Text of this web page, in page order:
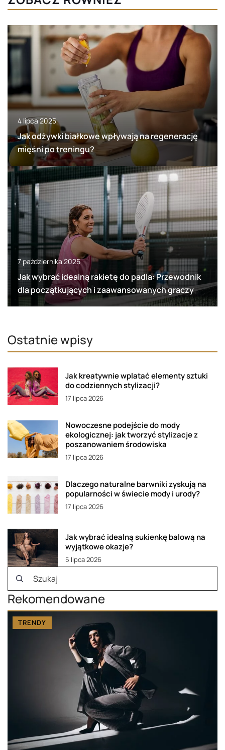
4 lipca 2025
Jak odżywki białkowe wpływają na regenerację
mięśni po treningu?
7 października 2025
Jak wybrać idealną rakietę do padla: Przewodnik
dla początkujących i zaawansowanych graczy
Ostatnie wpisy
Jak kreatywnie wplatać elementy sztuki
do codziennych stylizacji?
17 lipca 2026
Nowoczesne podejście do mody
ekologicznej: jak tworzyć stylizacje z
poszanowaniem środowiska
17 lipca 2026
Dlaczego naturalne barwniki zyskują na
popularności w świecie mody i urody?
17 lipca 2026
Jak wybrać idealną sukienkę balową na
wyjątkowe okazje?
5 lipca 2026
Rekomendowane
TRENDY